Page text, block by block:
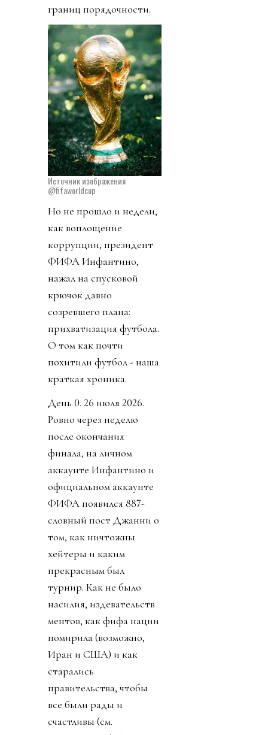
границ порядочности.
Источник изображения
@fifaworldcup
Но не прошло и недели,
как воплощение
коррупции, президент
ФИФА Инфантино,
нажал на спусковой
крючок давно
созревшего плана:
прихватизация футбола.
О том как почти
похитили футбол - наша
краткая хроника.
День 0. 26 июля 2026.
Ровно через неделю
после окончания
финала, на личном
аккаунте Инфантино и
официальном аккаунте
ФИФА появился 887-
словный пост Джанни о
том, как ничтожны
хейтеры и каким
прекрасным был
турнир. Как не было
насилия, издевательств
ментов, как фифа нации
помирила (возможно,
Иран и США) и как
старались
правительства, чтобы
все были рады и
счастливы (см.